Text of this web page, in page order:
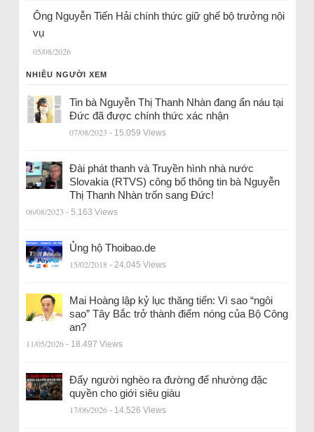
Ông Nguyễn Tiến Hải chính thức giữ ghế bộ trưởng nội
vụ
05/08/2026
NHIỀU NGƯỜI XEM
Tin bà Nguyễn Thị Thanh Nhàn đang ẩn náu tại
Đức đã được chính thức xác nhận
07/08/2023 - 15.059 Views
Đài phát thanh và Truyền hình nhà nước
Slovakia (RTVS) công bố thông tin bà Nguyễn
Thị Thanh Nhàn trốn sang Đức!
06/08/2023 - 5.163 Views
Ủng hộ Thoibao.de
15/02/2018 - 24.045 Views
Mai Hoàng lập kỷ lục thăng tiến: Vì sao “ngôi
sao” Tây Bắc trở thành điểm nóng của Bộ Công
an?
11/05/2026 - 18.497 Views
Đẩy người nghèo ra đường để nhường đặc
quyền cho giới siêu giàu
17/06/2026 - 14.526 Views